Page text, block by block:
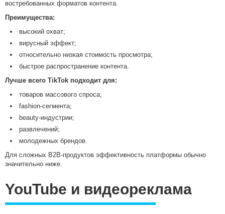
востребованных форматов контента.
Преимущества:
высокий охват;
вирусный эффект;
относительно низкая стоимость просмотра;
быстрое распространение контента.
Лучше всего TikTok подходит для:
товаров массового спроса;
fashion-сегмента;
beauty-индустрии;
развлечений;
молодежных брендов.
Для сложных B2B-продуктов эффективность платформы обычно
значительно ниже.
YouTube и видеореклама